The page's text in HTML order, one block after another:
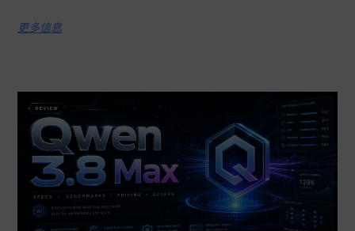
更多信息